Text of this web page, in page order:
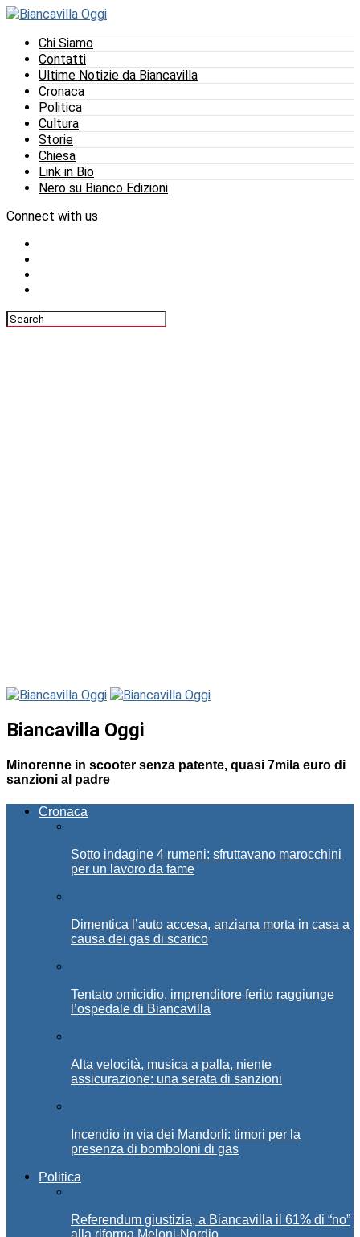
Chi Siamo
Contatti
Ultime Notizie da Biancavilla
Cronaca
Politica
Cultura
Storie
Chiesa
Link in Bio
Nero su Bianco Edizioni
Connect with us
Biancavilla Oggi
Minorenne in scooter senza patente, quasi 7mila euro di
sanzioni al padre
Cronaca
Sotto indagine 4 rumeni: sfruttavano marocchini
per un lavoro da fame
Dimentica l’auto accesa, anziana morta in casa a
causa dei gas di scarico
Tentato omicidio, imprenditore ferito raggiunge
l’ospedale di Biancavilla
Alta velocità, musica a palla, niente
assicurazione: una serata di sanzioni
Incendio in via dei Mandorli: timori per la
presenza di bomboloni di gas
Politica
Referendum giustizia, a Biancavilla il 61% di “no”